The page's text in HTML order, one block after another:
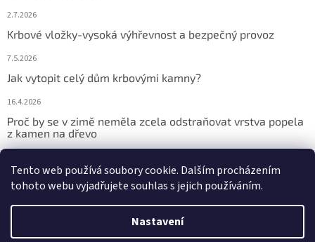
Tento web používá soubory cookie. Dalším procházením
tohoto webu vyjadřujete souhlas s jejich používáním.
Nastavení
2.7.2026
Krbové vložky-vysoká výhřevnost a bezpečný provoz
7.5.2026
Jak vytopit celý dům krbovými kamny?
16.4.2026
Proč by se v zimě neměla zcela odstraňovat vrstva popela
z kamen na dřevo